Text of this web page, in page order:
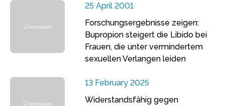
25 April 2001
Forschungsergebnisse zeigen:
Bupropion steigert die Libido bei
Frauen, die unter vermindertem
sexuellen Verlangen leiden
13 February 2025
Widerstandsfähig gegen